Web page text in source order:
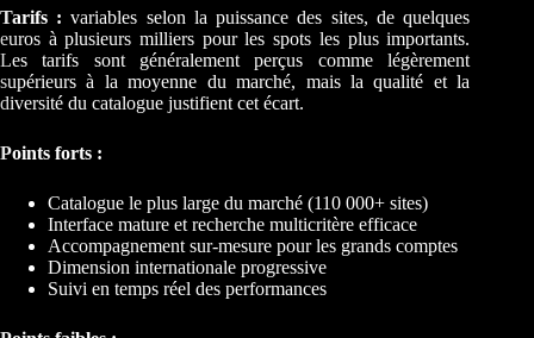
Tarifs : variables selon la puissance des sites, de quelques
euros à plusieurs milliers pour les spots les plus importants.
Les tarifs sont généralement perçus comme légèrement
supérieurs à la moyenne du marché, mais la qualité et la
diversité du catalogue justifient cet écart.
Points forts :
Catalogue le plus large du marché (110 000+ sites)
Interface mature et recherche multicritère efficace
Accompagnement sur-mesure pour les grands comptes
Dimension internationale progressive
Suivi en temps réel des performances